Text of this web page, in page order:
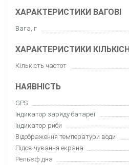
ХАРАКТЕРИСТИКИ ВАГОВІ
Вага, г
ХАРАКТЕРИСТИКИ КІЛЬКІСНІ
Кількість частот
НАЯВНІСТЬ
GPS
Індикатор заряду батареї
Індикатор риби
Відображення температури води
Підсвічування екрана
Рельєф дна